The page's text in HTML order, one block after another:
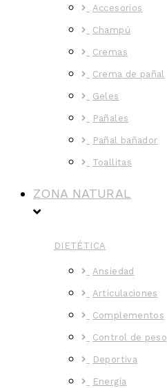
Accesorios
Champú
Cremas
Crema de pañal
Geles
Pañales
Pañal bañador
Toallitas
ZONA NATURAL
DIETÉTICA
Ansiedad
Articulaciones
Complementos
Control de peso
Deportiva
Energía